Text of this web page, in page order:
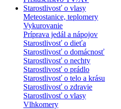
Starostlivosť o vlasy
Meteostanice, teplomery
Vykurovanie
Príprava jedál a nápojov
Starostlivosť o dieťa
Starostlivosť o domácnosť
Starostlivosť o nechty
Starostlivosť o prádlo
Starostlivosť o telo a krásu
Starostlivosť o zdravie
Starostlivosť o vlasy
Vlhkomery